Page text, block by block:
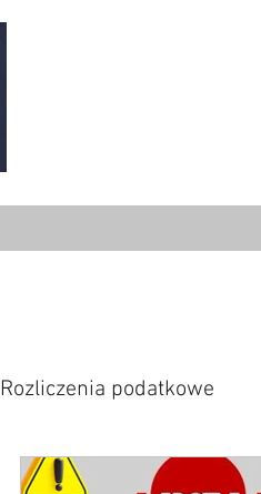
Rozliczenia podatkowe